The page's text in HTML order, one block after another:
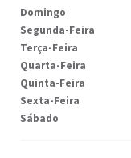
Domingo
Segunda-Feira
Terça-Feira
Quarta-Feira
Quinta-Feira
Sexta-Feira
Sábado